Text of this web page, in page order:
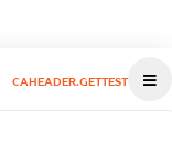
CAHEADER.GETTEST